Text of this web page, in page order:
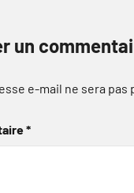
un
e-mail ne sera pas
*